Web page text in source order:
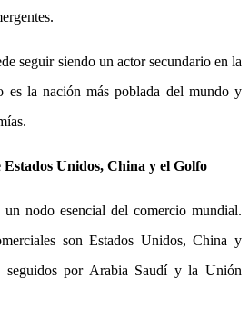
seguir siendo un actor secundario en la
es la nación más poblada del mundo y
Unidos, China y el Golfo
nodo esencial del comercio mundial.
son Estados Unidos, China y
seguidos por Arabia Saudí y la Unión